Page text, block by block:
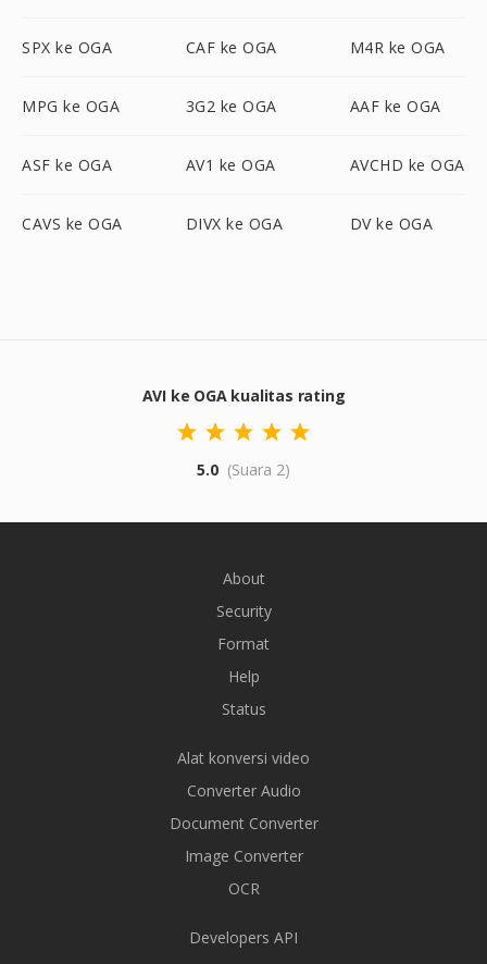
SPX ke OGA CAF ke OGA M4R ke OGA
MPG ke OGA 3G2 ke OGA AAF ke OGA
ASF ke OGA AV1 ke OGA AVCHD ke OGA
CAVS ke OGA DIVX ke OGA DV ke OGA
AVI ke OGA kualitas rating
5.0 (Suara 2)
About
Security
Format
Help
Status
Alat konversi video
Converter Audio
Document Converter
Image Converter
OCR
Developers API